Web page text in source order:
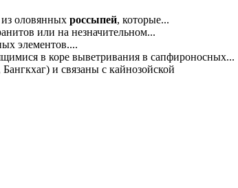
оловянных россыпей, которые...
или на незначительном...
элементов....
в коре выветривания в сапфироносных...
и связаны с кайнозойской